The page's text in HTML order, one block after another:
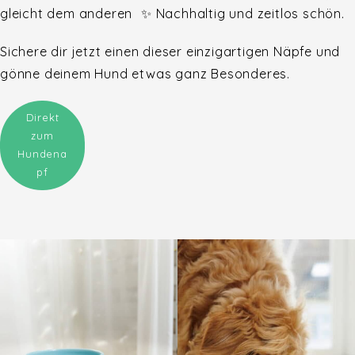
gleicht dem anderen ✨ Nachhaltig und zeitlos schön.
Sichere dir jetzt einen dieser einzigartigen Näpfe und
gönne deinem Hund etwas ganz Besonderes.
Direkt
zum
Hundena
pf